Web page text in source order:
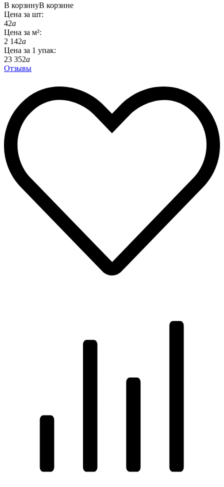
В корзинуВ корзине
Цена за шт:
42a
Цена за м²:
2 142a
Цена за 1 упак:
23 352a
Отзывы